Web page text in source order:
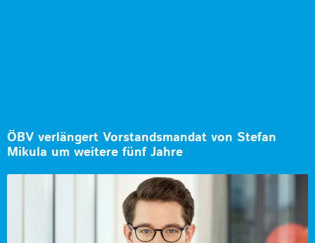
ÖBV verlängert Vorstandsmandat von Stefan
Mikula um weitere fünf Jahre